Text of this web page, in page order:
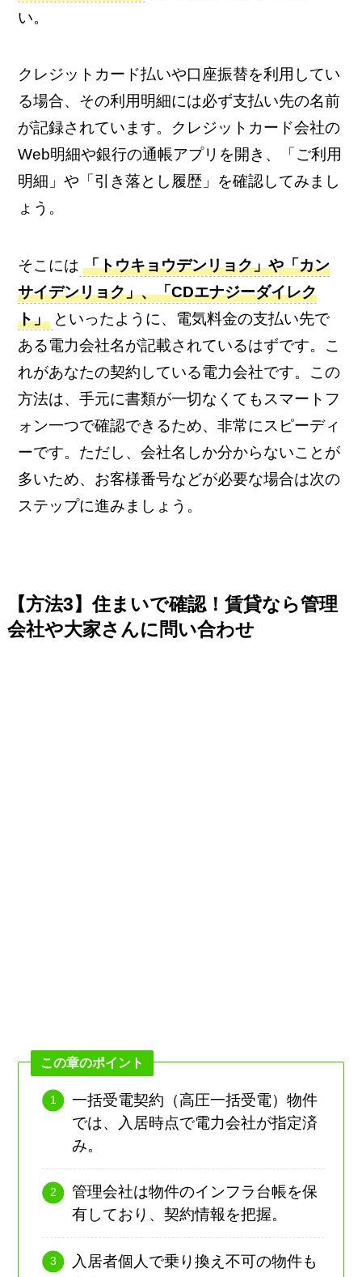
い。
クレジットカード払いや口座振替を利用してい
る場合、その利用明細には必ず支払い先の名前
が記録されています。クレジットカード会社の
Web明細や銀行の通帳アプリを開き、「ご利用
明細」や「引き落とし履歴」を確認してみまし
ょう。
そこには 「トウキョウデンリョク」や「カン
サイデンリョク」、「CDエナジーダイレク
ト」 といったように、電気料金の支払い先で
ある電力会社名が記載されているはずです。こ
れがあなたの契約している電力会社です。この
方法は、手元に書類が一切なくてもスマートフ
ォン一つで確認できるため、非常にスピーディ
ーです。ただし、会社名しか分からないことが
多いため、お客様番号などが必要な場合は次の
ステップに進みましょう。
【方法3】住まいで確認！賃貸なら管理
会社や大家さんに問い合わせ
この章のポイント
一括受電契約（高圧一括受電）物件
では、入居時点で電力会社が指定済
み。
管理会社は物件のインフラ台帳を保
有しており、契約情報を把握。
入居者個人で乗り換え不可の物件も